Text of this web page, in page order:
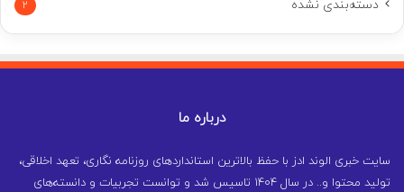
دسته‌بندی نشده 2
درباره ما
سایت خبری الوند ادز با حفظ بالاترین استانداردهای روزنامه نگاری، تعهد اخلاقی،
تولید محتوا و.. در سال ۱۴۰۴ تاسیس شد و توانست تجربیات و دانسته‌های